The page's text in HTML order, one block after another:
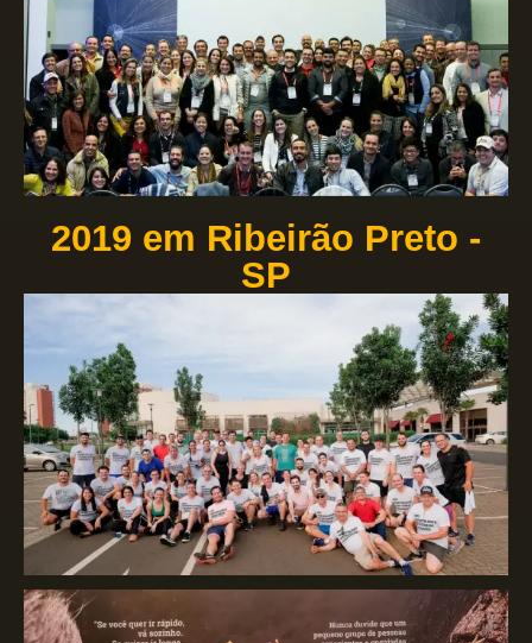
2019 em Ribeirão Preto -
SP